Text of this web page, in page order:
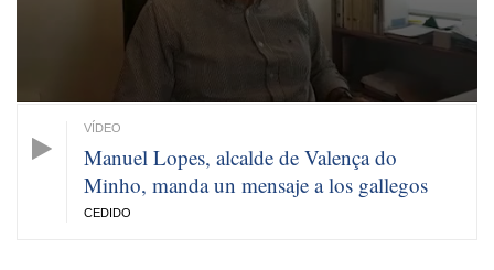
Manuel Lopes, alcalde de Valença do
Minho, manda un mensaje a los gallegos
CEDIDO